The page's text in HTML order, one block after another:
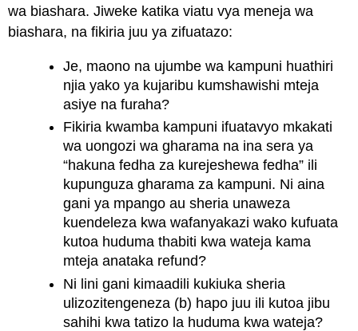
wa biashara. Jiweke katika viatu vya meneja wa
biashara, na fikiria juu ya zifuatazo:
Je, maono na ujumbe wa kampuni huathiri
njia yako ya kujaribu kumshawishi mteja
asiye na furaha?
Fikiria kwamba kampuni ifuatavyo mkakati
wa uongozi wa gharama na ina sera ya
“hakuna fedha za kurejeshewa fedha” ili
kupunguza gharama za kampuni. Ni aina
gani ya mpango au sheria unaweza
kuendeleza kwa wafanyakazi wako kufuata
kutoa huduma thabiti kwa wateja kama
mteja anataka refund?
Ni lini gani kimaadili kukiuka sheria
ulizozitengeneza (b) hapo juu ili kutoa jibu
sahihi kwa tatizo la huduma kwa wateja?